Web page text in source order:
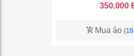
350.000
Mua áo